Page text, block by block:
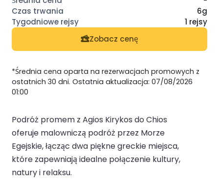
6g
1 rejsy
Zobacz cenę
*Średnia cena oparta na rezerwacjach promowych z
ostatnich 30 dni. Ostatnia aktualizacja: 07/08/2026
01:00
Podróż promem z Agios Kirykos do Chios
oferuje malowniczą podróż przez Morze
Egejskie, łącząc dwa piękne greckie miejsca,
które zapewniają idealne połączenie kultury,
natury i relaksu.